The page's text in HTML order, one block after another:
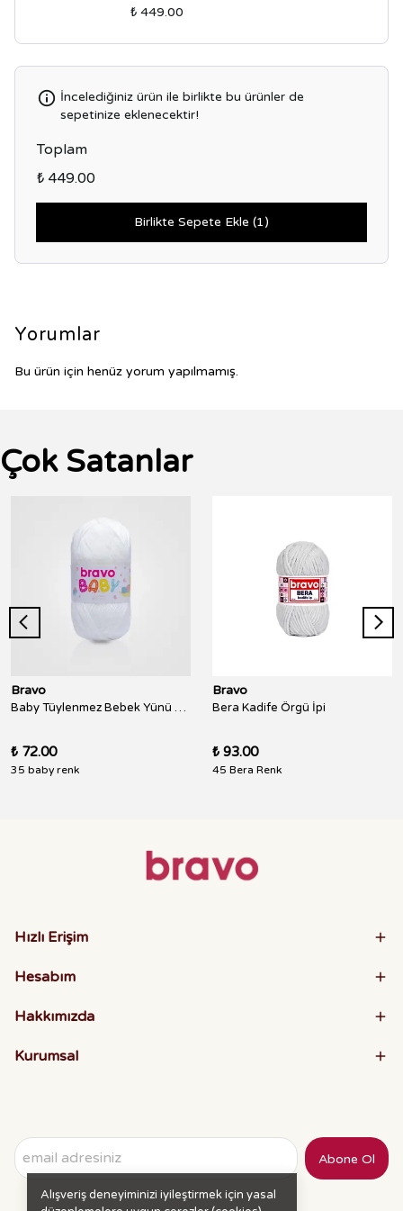
Alışveriş deneyiminizi iyileştirmek için yasal
₺ 449.00
İncelediğiniz ürün ile birlikte bu ürünler de
sepetinize eklenecektir!
Toplam
₺ 449.00
Birlikte Sepete Ekle (1)
Yorumlar
Bu ürün için henüz yorum yapılmamış.
Çok Satanlar
Bravo
Baby Tüylenmez Bebek Yünü 100 Gr 250 Metre
₺ 72.00
35 baby renk
Bravo
Bera Kadife Örgü İpi
₺ 93.00
45 Bera Renk
Hızlı Erişim
Hesabım
Hakkımızda
Kurumsal
Abone Ol